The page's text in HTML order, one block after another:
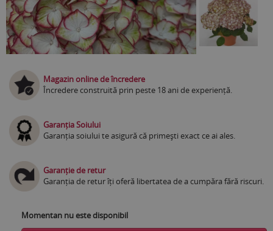
Magazin online de încredere
Încredere construită prin peste 18 ani de experiență.
Garanția Soiului
Garanția soiului te asigură că primești exact ce ai ales.
Garanție de retur
Garanția de retur îți oferă libertatea de a cumpăra fără riscuri.
Momentan nu este disponibil